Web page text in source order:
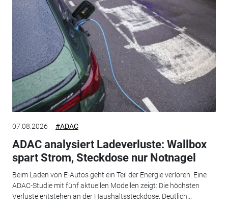
07.08.2026 #ADAC
ADAC analysiert Ladeverluste: Wallbox
spart Strom, Steckdose nur Notnagel
Beim Laden von E-Autos geht ein Teil der Energie verloren. Eine
ADAC-Studie mit fünf aktuellen Modellen zeigt: Die höchsten
Verluste entstehen an der Haushaltssteckdose. Deutlich...